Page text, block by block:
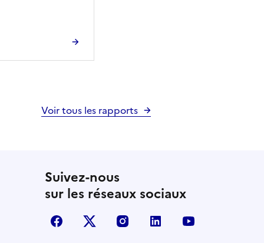
Voir tous les rapports
Suivez-nous
sur les réseaux sociaux
facebook X (anciennement Twitter)
instagramlinkedin